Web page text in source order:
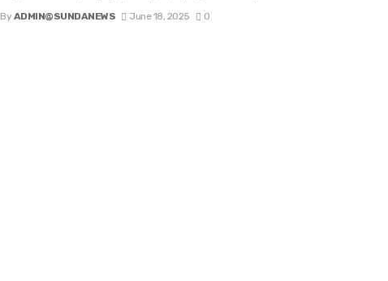
By ADMIN@SUNDANEWS June 18, 2025 0